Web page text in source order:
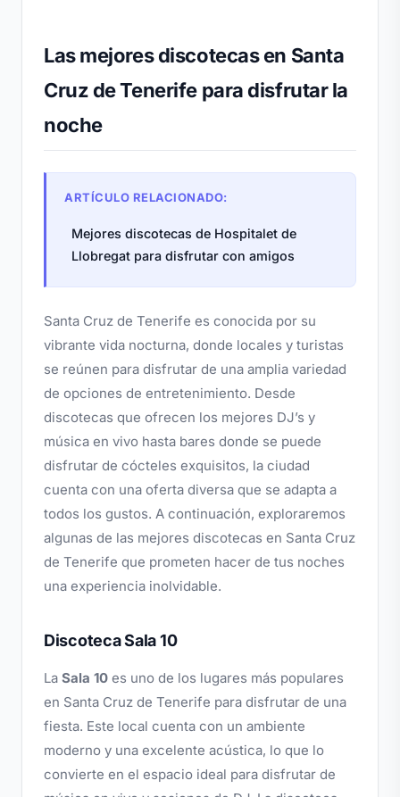
Las mejores discotecas en Santa
Cruz de Tenerife para disfrutar la
noche
ARTÍCULO RELACIONADO:
Mejores discotecas de Hospitalet de
Llobregat para disfrutar con amigos
Santa Cruz de Tenerife es conocida por su
vibrante vida nocturna, donde locales y turistas
se reúnen para disfrutar de una amplia variedad
de opciones de entretenimiento. Desde
discotecas que ofrecen los mejores DJ’s y
música en vivo hasta bares donde se puede
disfrutar de cócteles exquisitos, la ciudad
cuenta con una oferta diversa que se adapta a
todos los gustos. A continuación, exploraremos
algunas de las mejores discotecas en Santa Cruz
de Tenerife que prometen hacer de tus noches
una experiencia inolvidable.
Discoteca Sala 10
La Sala 10 es uno de los lugares más populares
en Santa Cruz de Tenerife para disfrutar de una
fiesta. Este local cuenta con un ambiente
moderno y una excelente acústica, lo que lo
convierte en el espacio ideal para disfrutar de